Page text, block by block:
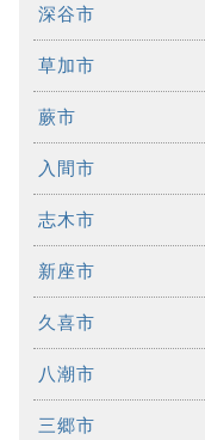
深谷市
草加市
蕨市
入間市
志木市
新座市
久喜市
八潮市
三郷市